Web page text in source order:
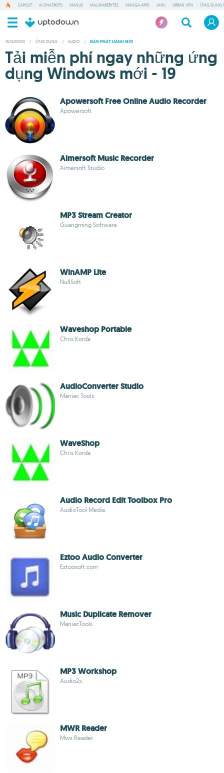
CAPCUT AI CHATBOTS MANUS MALWAREBYTES MANGA APPS ANKI URBAN VPN ỨNG DỤNG
WINDOWS / ỨNG DỤNG / AUDIO / BẢN PHÁT HÀNH MỚI
Tải miễn phí ngay những ứng
dụng Windows mới - 19
Apowersoft Free Online Audio Recorder
Apowersoft
Aimersoft Music Recorder
Aimersoft Studio
MP3 Stream Creator
Guangming Software
WinAMP Lite
NullSoft
Waveshop Portable
Chris Korda
AudioConverter Studio
Maniac Tools
WaveShop
Chris Korda
Audio Record Edit Toolbox Pro
AudioTool Media
Eztoo Audio Converter
Eztoosoft.com
Music Duplicate Remover
ManiacTools
MP3 Workshop
Audio2x
MWR Reader
Mws Reader